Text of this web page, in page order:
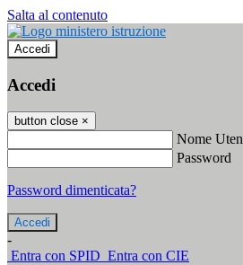
Salta al contenuto
Accedi
Accedi
button close ×
Nome
Password
Password dimenticata?
-
Entra con SPID Entra con CIE